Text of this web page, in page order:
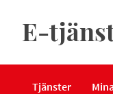
E-
Tjänster